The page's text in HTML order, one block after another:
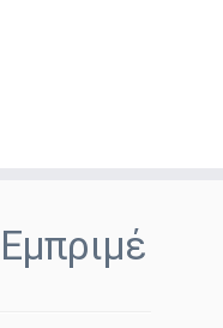
content
Εμπριμέ